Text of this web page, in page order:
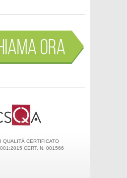
QUALITÀ CERTIFICATO
CERT. N. 001566